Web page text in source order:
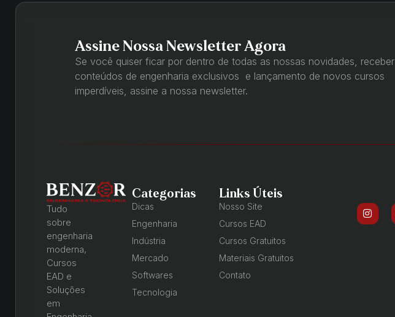
Assine Nossa Newsletter Agora
Se você quiser ficar por dentro de todas as nossas novidades, receber
conteúdos de engenharia exclusivos e lançamento de novos cursos
imperdíveis, assine a nossa newsletter.
Tudo
sobre
engenharia
moderna,
Cursos
EAD e
Soluções
em
Categorias
Dicas
Engenharia
Indústria
Mercado
Softwares
Tecnologia
Links Úteis
Nosso Site
Cursos EAD
Cursos Gratuitos
Materiais Gratuitos
Contato